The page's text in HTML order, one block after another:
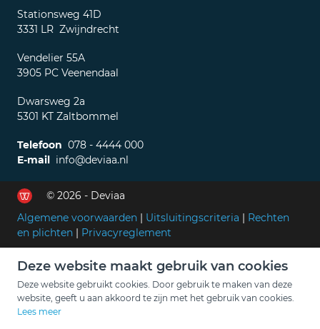
Stationsweg 41D
3331 LR Zwijndrecht
Vendelier 55A
3905 PC Veenendaal
Dwarsweg 2a
5301 KT Zaltbommel
Telefoon 078 - 4444 000
E-mail info@deviaa.nl
© 2026 - Deviaa
Algemene voorwaarden | Uitsluitingscriteria | Rechten
en plichten | Privacyreglement
Deze website maakt gebruik van cookies
Deze website gebruikt cookies. Door gebruik te maken van deze
website, geeft u aan akkoord te zijn met het gebruik van cookies.
Lees meer